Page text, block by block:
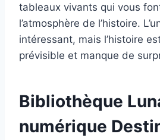
tableaux vivants qui vous
l’atmosphère de l’histoire.
intéressant, mais l’histoire
prévisible et manque de
Bibliothèque
numérique